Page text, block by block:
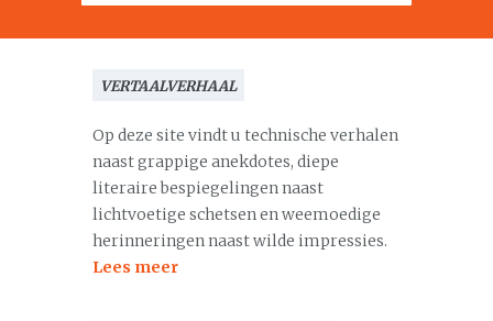
VERTAALVERHAAL
Op deze site vindt u technische verhalen
naast grappige anekdotes, diepe
literaire bespiegelingen naast
lichtvoetige schetsen en weemoedige
herinneringen naast wilde impressies.
Lees meer